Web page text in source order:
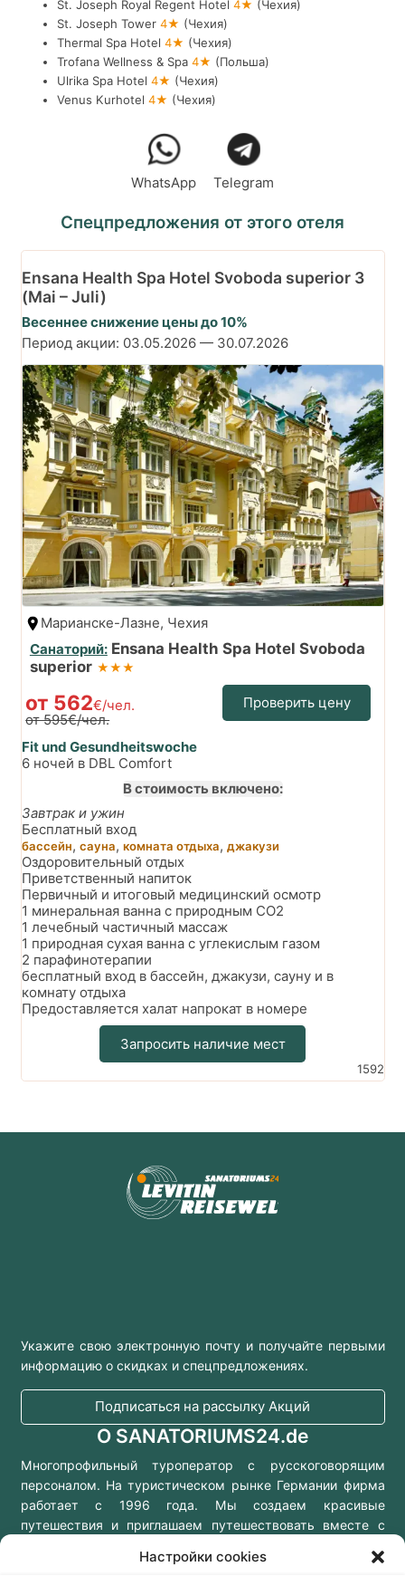
Настройки cookies
St. Joseph Royal Regent Hotel 4★ (Чехия)
St. Joseph Tower 4★ (Чехия)
Thermal Spa Hotel 4★ (Чехия)
Trofana Wellness & Spa 4★ (Польша)
Ulrika Spa Hotel 4★ (Чехия)
Venus Kurhotel 4★ (Чехия)
WhatsApp Telegram
Спецпредложения от этого отеля
Ensana Health Spa Hotel Svoboda superior 3
(Mai – Juli)
Весеннее снижение цены до 10%
Период акции: 03.05.2026 — 30.07.2026
Марианске-Лазне, Чехия
Санаторий:Ensana Health Spa Hotel Svoboda
superior ★★★
от 562€/чел.
от 595€/чел.
Проверить цену
Fit und Gesundheitswoche
6 ночей в DBL Comfort
В стоимость включено:
Завтрак и ужин
Бесплатный вход
бассейн, сауна, комната отдыха, джакузи
Оздоровительный отдых
Приветственный напиток
Первичный и итоговый медицинский осмотр
1 минеральная ванна с природным CO2
1 лечебный частичный массаж
1 природная сухая ванна с углекислым газом
2 парафинотерапии
бесплатный вход в бассейн, джакузи, сауну и в
комнату отдыха
Предоставляется халат напрокат в номере
Запросить наличие мест
1592
Укажите свою электронную почту и получайте первыми
информацию о скидках и спецпредложениях.
Подписаться на рассылку Акций
О SANATORIUMS24.de
Многопрофильный туроператор с русскоговорящим
персоналом. На туристическом рынке Германии фирма
работает с 1996 года. Мы создаем красивые
путешествия и приглашаем путешествовать вместе с